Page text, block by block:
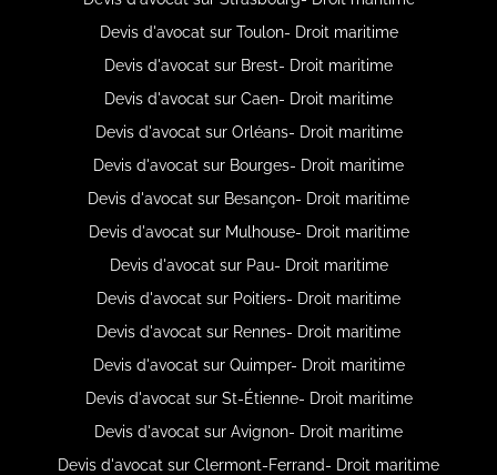
Devis d'avocat sur Toulon- Droit maritime
Devis d'avocat sur Brest- Droit maritime
Devis d'avocat sur Caen- Droit maritime
Devis d'avocat sur Orléans- Droit maritime
Devis d'avocat sur Bourges- Droit maritime
Devis d'avocat sur Besançon- Droit maritime
Devis d'avocat sur Mulhouse- Droit maritime
Devis d'avocat sur Pau- Droit maritime
Devis d'avocat sur Poitiers- Droit maritime
Devis d'avocat sur Rennes- Droit maritime
Devis d'avocat sur Quimper- Droit maritime
Devis d'avocat sur St-Étienne- Droit maritime
Devis d'avocat sur Avignon- Droit maritime
Devis d'avocat sur Clermont-Ferrand- Droit maritime